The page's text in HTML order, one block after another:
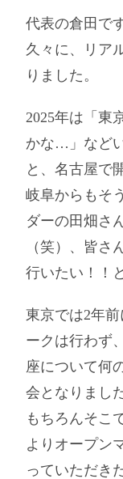
代表の倉田で
久々に、リア
りました。
2025年は「東
かな…」など
と、名古屋で
岐阜からもそ
ダーの田畑さ
（笑）、皆さ
行いたい！！
東京では2年
ークは行わず
座について何
会となりまし
もちろんそこ
よりオープン
っていただき